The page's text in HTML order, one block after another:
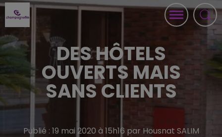
DES HÔTELS
OUVERTS MAIS
SANS CLIENTS
Publié : 19 mai 2020 à 15h16 par Housnat SALIM